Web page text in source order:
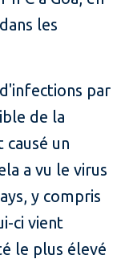
les
par
de la
un
a vu le virus
y compris
ci vient
le plus élevé